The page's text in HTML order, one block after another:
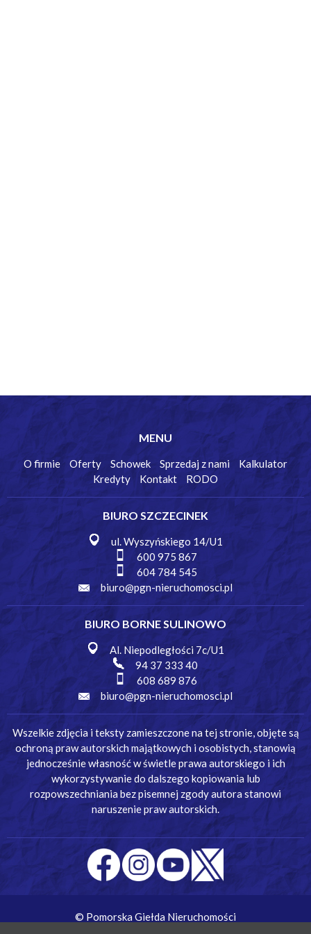
MENU
O firmie Oferty Schowek Sprzedaj z nami
Kalkulator
Kredyty
Kontakt RODO
BIURO SZCZECINEK
ul. Wyszyńskiego 14/U1
600 975 867
604 784 545
biuro@pgn-nieruchomosci.pl
BIURO BORNE SULINOWO
Al. Niepodległości 7c/U1
94 37 333 40
608 689 876
biuro@pgn-nieruchomosci.pl
Wszelkie zdjęcia i teksty zamieszczone na tej stronie, objęte są
ochroną praw autorskich majątkowych i osobistych, stanowią
jednocześnie własność w świetle prawa autorskiego i ich
wykorzystywanie do dalszego kopiowania lub
rozpowszechniania bez pisemnej zgody autora stanowi
naruszenie praw autorskich.
© Pomorska Giełda Nieruchomości